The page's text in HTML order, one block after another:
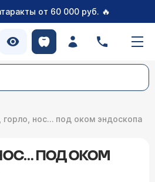
от 60 000 руб. 🔥
горло, нос… под оком эндоскопа
ПОД ОКОМ